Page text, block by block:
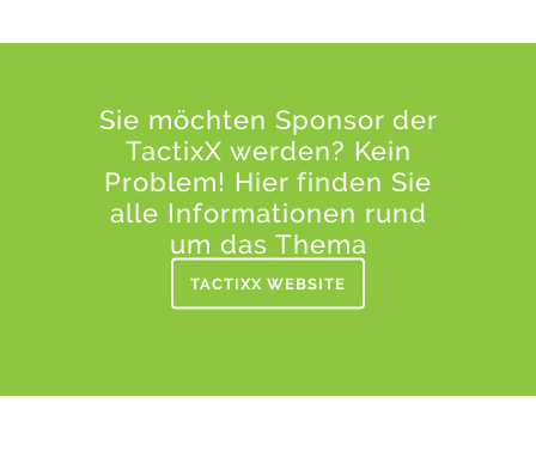
Sie möchten Sponsor der
TactixX werden? Kein
Problem! Hier finden Sie
alle Informationen rund
um das Thema
TACTIXX WEBSITE